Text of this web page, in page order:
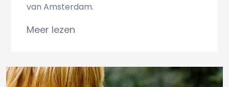
van Amsterdam.
Meer lezen